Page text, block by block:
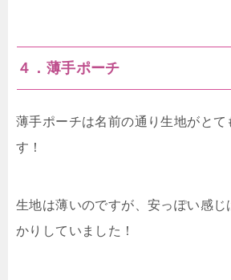
４．薄手ポーチ
薄手ポーチは名前の通り生地がとて
す！
生地は薄いのですが、安っぽい感じ
かりしていました！